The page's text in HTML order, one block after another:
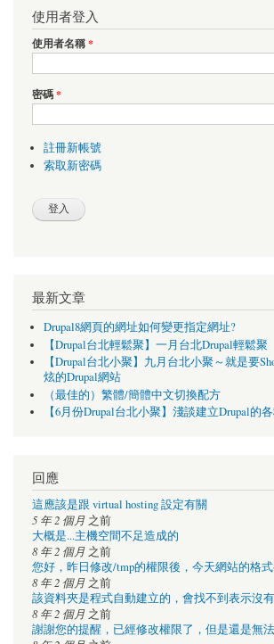
使用者登入
使用者名稱*
密碼*
註冊新帳號
索取新密碼
最新文章
Drupal8網頁的網址如何變更指定網址?
【Drupal台北輕鬆聚】一月台北Drupal輕鬆聚
【Drupal台北小聚】九月台北小聚～就是要
炫的Drupal網站
（最佳的）繁體/簡體中文切換配方
【6月份Drupal台北小聚】淺談建立Drupal的
回應
這應該是跟 virtual hosting 設定有關
5 年 2 個月 之前
大概是...主機空間不足造成的
8 年 2 個月 之前
您好，昨日修改/tmp的權限後，今天網站的格
8 年 2 個月 之前
該資料夾是程式自動建立的，會找不到表示沒
8 年 2 個月 之前
謝謝您的提醒，已經修改權限了，但是還是無